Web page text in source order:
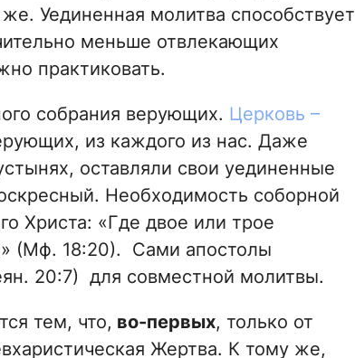
Уединенная молитва способствует
меньше отвлекающих
практиковать.
собрания верующих. Церковь –
из каждого из нас. Даже
оставляли свои уединенные
Необходимость соборной
Христа: «Где двое или трое
(Мф. 18:20). Сами апостолы
20:7) для совместной молитвы.
тем, что, во-первых, только от
Жертва. К тому же,